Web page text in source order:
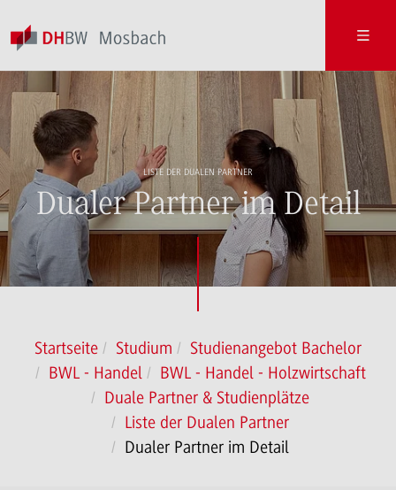
LISTE DER DUALEN PARTNER
Dualer Partner im Detail
Startseite Studium
Studienangebot Bachelor
BWL - Handel
BWL - Handel - Holzwirtschaft
Duale Partner & Studienplätze
Liste der Dualen Partner
Dualer Partner im Detail